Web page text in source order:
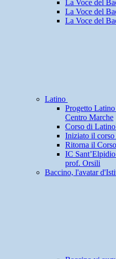
La Voce del
La Voce del
La Voce del
Latino
Progetto
Centro Marche
Corso di
Iniziato il
Ritorna il
IC
prof. Orsili
Baccino, l'avatar